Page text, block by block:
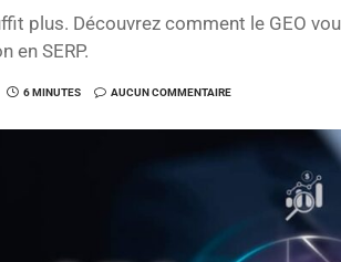
plus. Découvrez comment le GEO
en SERP.
6 MINUTES AUCUN COMMENTAIRE